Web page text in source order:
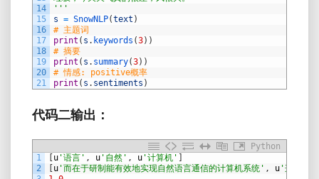
14
15
16
17
18
19
20
21
'''
s = SnowNLP(text )
# 主题词
print ( s . keywords (3) )
# 摘要
print ( s . summary(3) )
# 情感: positive概率
print ( s . sentiments )
代码二输出：
Python
1
2
u '语言' , u '自然' , u '计算机'
u '而在于研制能有效地实现自然语言通信的计算机系统' , u '这一领